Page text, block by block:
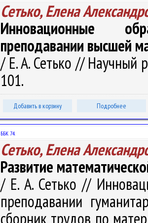
Сетько, Елена
Инновационные
преподавании высшей
/ Е. А. Сетько // Научный
101.
Добавить в корзину Подробнее
ББК 74.
Сетько, Елена
Развитие
/ Е. А. Сетько //
преподавании
сборник трудов по